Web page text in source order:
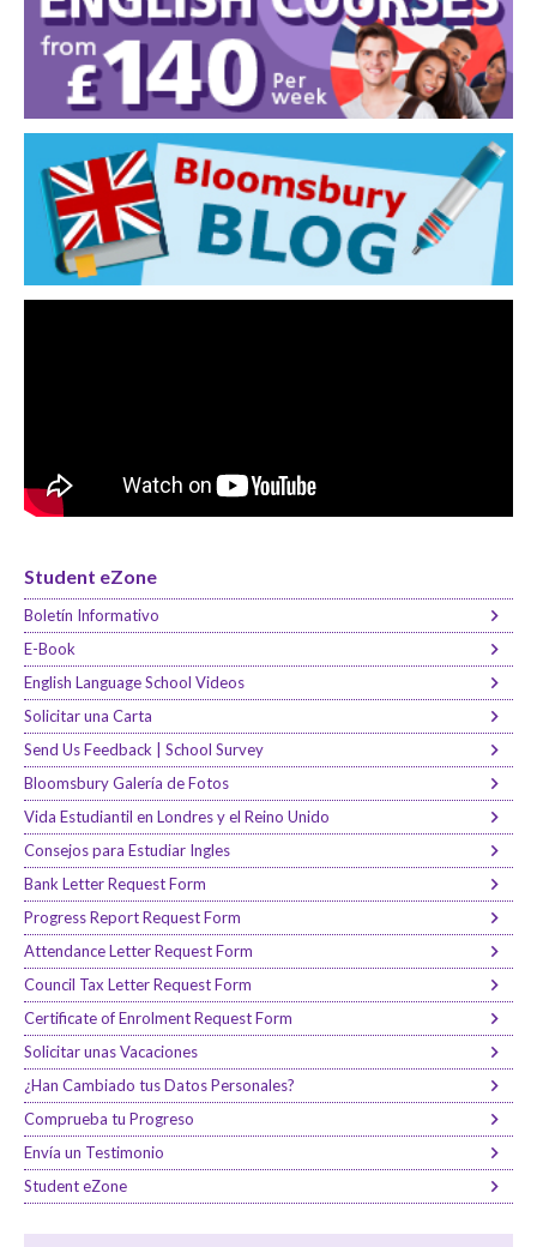
Student eZone
Boletín Informativo
E-Book
English Language School Videos
Solicitar una Carta
Send Us Feedback | School Survey
Bloomsbury Galería de Fotos
Vida Estudiantil en Londres y el Reino Unido
Consejos para Estudiar Ingles
Bank Letter Request Form
Progress Report Request Form
Attendance Letter Request Form
Council Tax Letter Request Form
Certificate of Enrolment Request Form
Solicitar unas Vacaciones
¿Han Cambiado tus Datos Personales?
Comprueba tu Progreso
Envía un Testimonio
Student eZone